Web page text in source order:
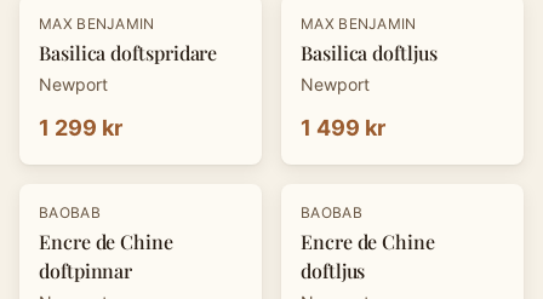
MAX BENJAMIN
Basilica doftspridare
Newport
1 299 kr
MAX BENJAMIN
Basilica doftljus
Newport
1 499 kr
BAOBAB
Encre de Chine
doftpinnar
BAOBAB
Encre de Chine
doftljus